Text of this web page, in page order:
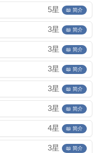
5星 📖 简介
3星 📖 简介
3星 📖 简介
3星 📖 简介
3星 📖 简介
3星 📖 简介
4星 📖 简介
3星 📖 简介